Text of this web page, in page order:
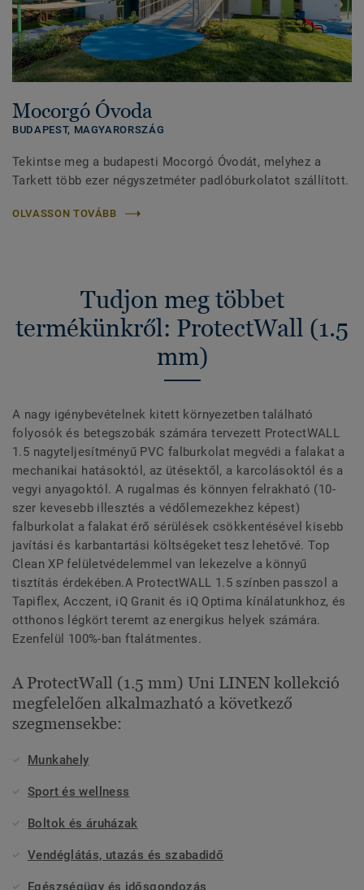
Mocorgó Óvoda
BUDAPEST, MAGYARORSZÁG
Tekintse meg a budapesti Mocorgó Óvodát, melyhez a
Tarkett több ezer négyszetméter padlóburkolatot szállított.
OLVASSON TOVÁBB
Tudjon meg többet
termékünkről: ProtectWall (1.5
mm)
A nagy igénybevételnek kitett környezetben található
folyosók és betegszobák számára tervezett ProtectWALL
1.5 nagyteljesítményű PVC falburkolat megvédi a falakat a
mechanikai hatásoktól, az ütésektől, a karcolásoktól és a
vegyi anyagoktól. A rugalmas és könnyen felrakható (10-
szer kevesebb illesztés a védőlemezekhez képest)
falburkolat a falakat érő sérülések csökkentésével kisebb
javítási és karbantartási költségeket tesz lehetővé. Top
Clean XP felületvédelemmel van lekezelve a könnyű
tisztítás érdekében.A ProtectWALL 1.5 színben passzol a
Tapiflex, Acczent, iQ Granit és iQ Optima kínálatunkhoz, és
otthonos légkört teremt az energikus helyek számára.
Ezenfelül 100%-ban ftalátmentes.
A ProtectWall (1.5 mm) Uni LINEN kollekció
megfelelően alkalmazható a következő
szegmensekbe:
Munkahely
Sport és wellness
Boltok és áruházak
Vendéglátás, utazás és szabadidő
Egészségügy és idősgondozás